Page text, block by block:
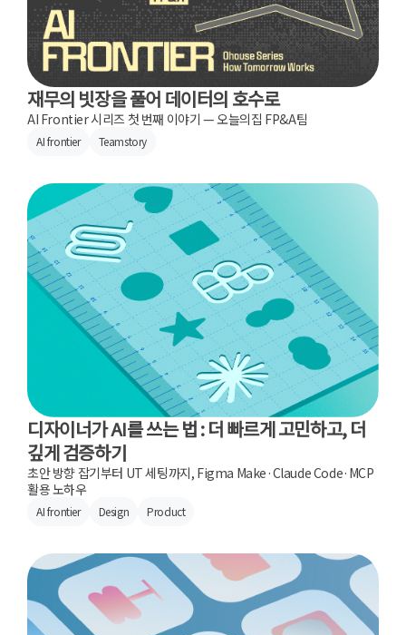
재무의 빗장을 풀어 데이터의 호수로
AI Frontier 시리즈 첫 번째 이야기 — 오늘의집 FP&A팀
AI frontier Teamstory
디자이너가 AI를 쓰는 법 : 더 빠르게 고민하고, 더
깊게 검증하기
초안 방향 잡기부터 UT 세팅까지, Figma Make·Claude Code·MCP
활용 노하우
AI frontier Design Product